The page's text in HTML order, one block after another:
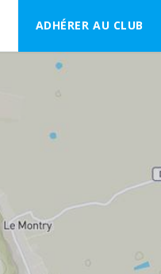
ADHÉRER AU CLUB